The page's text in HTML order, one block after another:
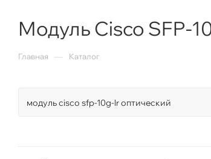
Модуль Cisco SFP-
Главная Каталог